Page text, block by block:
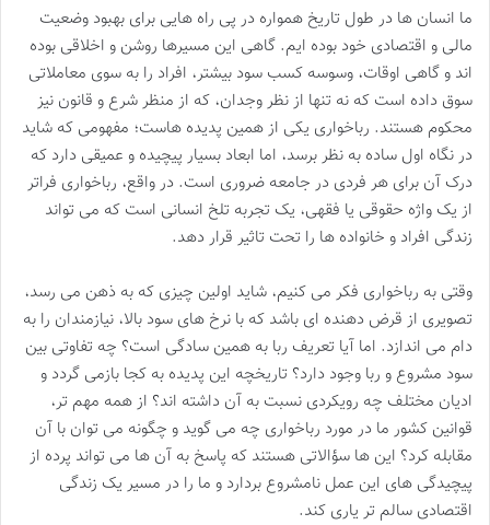
ما انسان ها در طول تاریخ همواره در پی راه هایی برای بهبود وضعیت
مالی و اقتصادی خود بوده ایم. گاهی این مسیرها روشن و اخلاقی بوده
اند و گاهی اوقات، وسوسه کسب سود بیشتر، افراد را به سوی معاملاتی
سوق داده است که نه تنها از نظر وجدان، که از منظر شرع و قانون نیز
محکوم هستند. رباخواری یکی از همین پدیده هاست؛ مفهومی که شاید
در نگاه اول ساده به نظر برسد، اما ابعاد بسیار پیچیده و عمیقی دارد که
درک آن برای هر فردی در جامعه ضروری است. در واقع، رباخواری فراتر
از یک واژه حقوقی یا فقهی، یک تجربه تلخ انسانی است که می تواند
زندگی افراد و خانواده ها را تحت تاثیر قرار دهد.
وقتی به رباخواری فکر می کنیم، شاید اولین چیزی که به ذهن می رسد،
تصویری از قرض دهنده ای باشد که با نرخ های سود بالا، نیازمندان را به
دام می اندازد. اما آیا تعریف ربا به همین سادگی است؟ چه تفاوتی بین
سود مشروع و ربا وجود دارد؟ تاریخچه این پدیده به کجا بازمی گردد و
ادیان مختلف چه رویکردی نسبت به آن داشته اند؟ از همه مهم تر،
قوانین کشور ما در مورد رباخواری چه می گوید و چگونه می توان با آن
مقابله کرد؟ این ها سؤالاتی هستند که پاسخ به آن ها می تواند پرده از
پیچیدگی های این عمل نامشروع بردارد و ما را در مسیر یک زندگی
اقتصادی سالم تر یاری کند.